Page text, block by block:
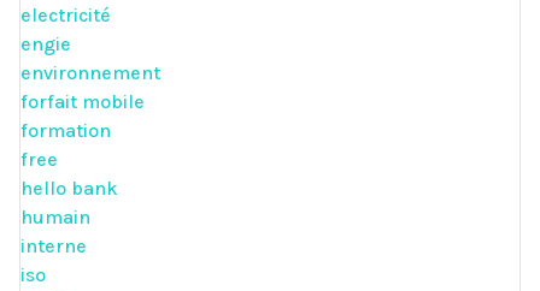
electricité
engie
environnement
forfait mobile
formation
free
hello bank
humain
interne
iso